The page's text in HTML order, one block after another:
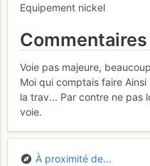
Equipement nickel
Voie pas majeure,
Moi qui comptais faire
la trav... Par contre ne pas
voie.
À proximité de...